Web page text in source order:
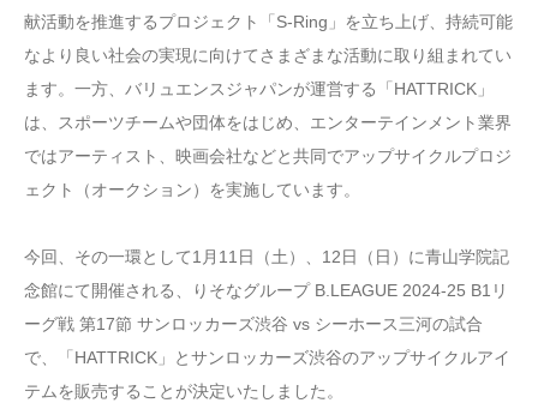
献活動を推進するプロジェクト「S-Ring」を立ち上げ、持続可能
なより良い社会の実現に向けてさまざまな活動に取り組まれてい
ます。一方、バリュエンスジャパンが運営する「HATTRICK」
は、スポーツチームや団体をはじめ、エンターテインメント業界
ではアーティスト、映画会社などと共同でアップサイクルプロジ
ェクト（オークション）を実施しています。
今回、その一環として1月11日（土）、12日（日）に青山学院記
念館にて開催される、りそなグループ B.LEAGUE 2024-25 B1リ
ーグ戦 第17節 サンロッカーズ渋谷 vs シーホース三河の試合
で、「HATTRICK」とサンロッカーズ渋谷のアップサイクルアイ
テムを販売することが決定いたしました。